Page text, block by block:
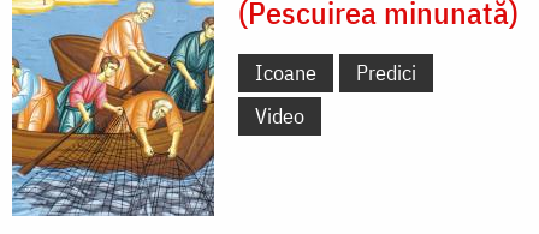
(Pescuirea minunată)
Icoane
Predici
Video